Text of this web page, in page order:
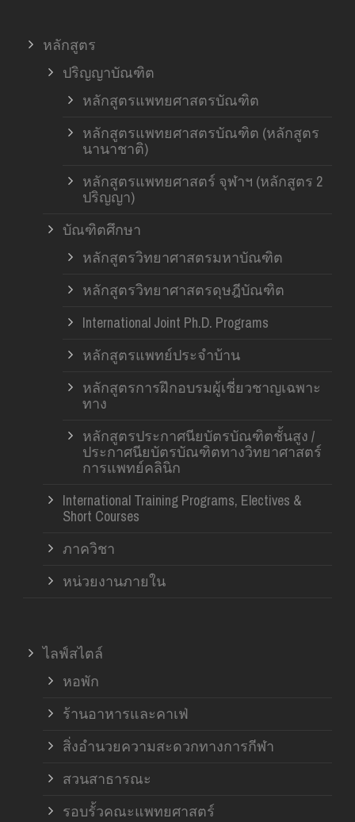
หลักสูตร
ปริญญาบัณฑิต
หลักสูตรแพทยศาสตรบัณฑิต
หลักสูตรแพทยศาสตรบัณฑิต (หลักสูตร
นานาชาติ)
หลักสูตรแพทยศาสตร์ จุฬาฯ (หลักสูตร 2
ปริญญา)
บัณฑิตศึกษา
หลักสูตรวิทยาศาสตรมหาบัณฑิต
หลักสูตรวิทยาศาสตรดุษฎีบัณฑิต
International Joint Ph.D. Programs
หลักสูตรแพทย์ประจำบ้าน
หลักสูตรการฝึกอบรมผู้เชี่ยวชาญเฉพาะ
ทาง
หลักสูตรประกาศนียบัตรบัณฑิตชั้นสูง /
ประกาศนียบัตรบัณฑิตทางวิทยาศาสตร์
การแพทย์คลินิก
International Training Programs, Electives &
Short Courses
ภาควิชา
หน่วยงานภายใน
ไลฟ์สไตล์
หอพัก
ร้านอาหารและคาเฟ่
สิ่งอำนวยความสะดวกทางการกีฬา
สวนสาธารณะ
รอบรั้วคณะแพทยศาสตร์